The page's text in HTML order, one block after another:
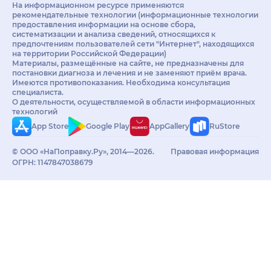
На информационном ресурсе применяются
рекомендательные технологии (информационные технологии
предоставления информации на основе сбора,
систематизации и анализа сведений, относящихся к
предпочтениям пользователей сети "Интернет", находящихся
на территории Российской Федерации)
Материалы, размещённые на сайте, не предназначены для
постановки диагноза и лечения и не заменяют приём врача.
Имеются противопоказания. Необходима консультация
специалиста.
О деятельности, осуществляемой в области информационных
технологий
App Store
Google Play AppGallery RuStore
© ООО «НаПоправку.Ру», 2014—2026.
ОГРН: 1147847038679
Правовая информация